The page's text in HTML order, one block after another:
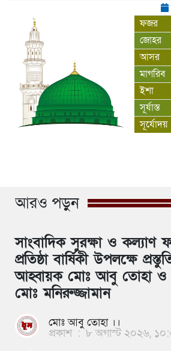
ফজর
জোহর
আসর
মাগরিব
ইশা
সূর্যাস্ত
সূর্যোদয়
আরও পড়ুন
সাংবাদিক সুরক্ষা ও কল্যাণ
প্রতিষ্ঠা বার্ষিকী উপলক্ষে
আহ্বায়ক মোঃ আবু তোহা ও
মোঃ মনিরুজ্জামান
মোঃ আবু তোহা ।।
প্রকাশ : ৮ অগাস্ট ২০২৬,